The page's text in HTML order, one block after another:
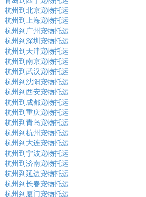
杭州到北京宠物托运
杭州到上海宠物托运
杭州到广州宠物托运
杭州到深圳宠物托运
杭州到天津宠物托运
杭州到南京宠物托运
杭州到武汉宠物托运
杭州到沈阳宠物托运
杭州到西安宠物托运
杭州到成都宠物托运
杭州到重庆宠物托运
杭州到青岛宠物托运
杭州到杭州宠物托运
杭州到大连宠物托运
杭州到宁波宠物托运
杭州到济南宠物托运
杭州到延边宠物托运
杭州到长春宠物托运
杭州到厦门宠物托运